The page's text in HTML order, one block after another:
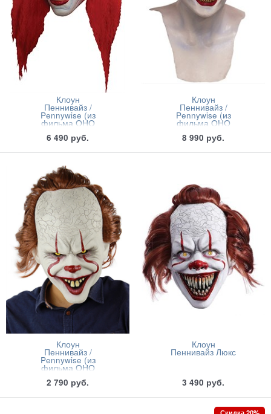
Клоун
Пеннивайз /
Pennywise (из
фильма ОНО
6 490 руб.
Клоун
Пеннивайз /
Pennywise (из
фильма ОНО
8 990 руб.
Клоун
Пеннивайз /
Pennywise (из
фильма ОНО
2 790 руб.
Клоун
Пеннивайз Люкс
3 490 руб.